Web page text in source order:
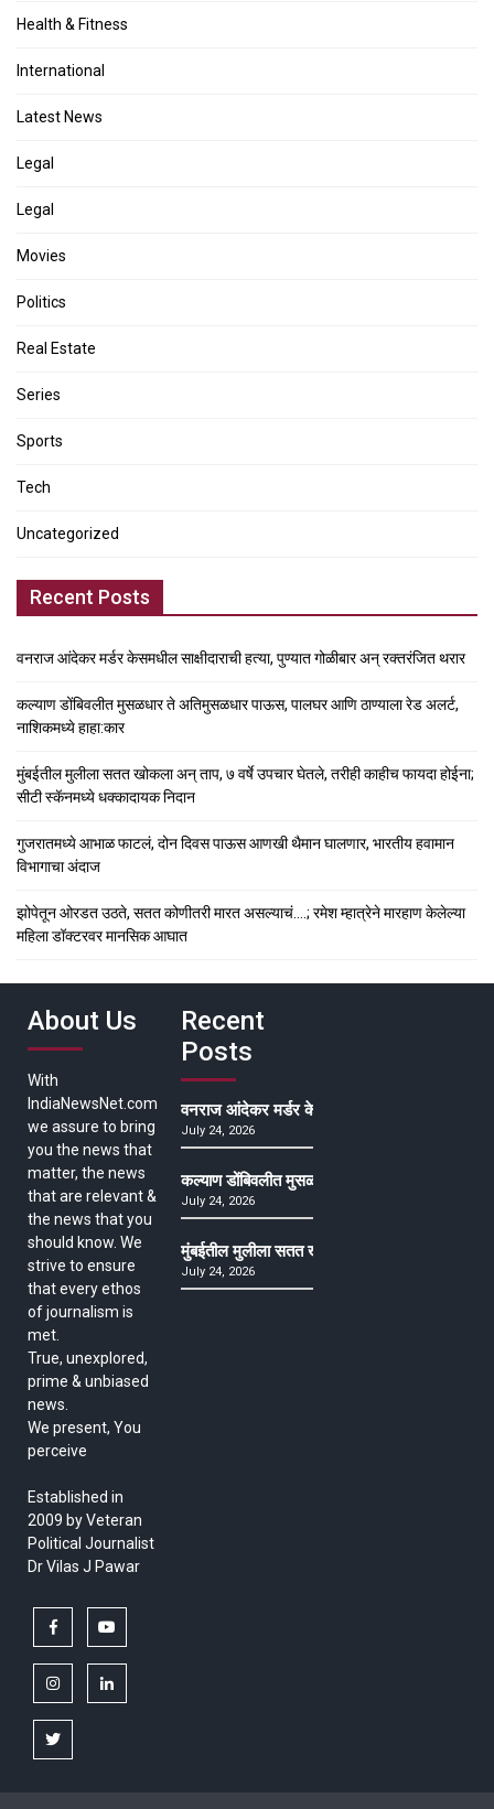
Health & Fitness
International
Latest News
Legal
Legal
Movies
Politics
Real Estate
Series
Sports
Tech
Uncategorized
Recent Posts
वनराज आंदेकर मर्डर केसमधील साक्षीदाराची हत्या, पुण्यात गोळीबार अन् रक्तरंजित थरार
कल्याण डोंबिवलीत मुसळधार ते अतिमुसळधार पाऊस, पालघर आणि ठाण्याला रेड अलर्ट,
नाशिकमध्ये हाहा:कार
मुंबईतील मुलीला सतत खोकला अन् ताप, ७ वर्षे उपचार घेतले, तरीही काहीच फायदा होईना;
सीटी स्कॅनमध्ये धक्कादायक निदान
गुजरातमध्ये आभाळ फाटलं, दोन दिवस पाऊस आणखी थैमान घालणार, भारतीय हवामान
विभागाचा अंदाज
झोपेतून ओरडत उठते, सतत कोणीतरी मारत असल्याचं….; रमेश म्हात्रेने मारहाण केलेल्या
महिला डॉक्टरवर मानसिक आघात
About Us
With
IndiaNewsNet.com
we assure to bring
you the news that
matter, the news
that are relevant &
the news that you
should know. We
strive to ensure
that every ethos
of journalism is
met.
True, unexplored,
prime & unbiased
news.
We present, You
perceive
Established in
2009 by Veteran
Political Journalist
Dr Vilas J Pawar
facebook
instagramlinkedin
twitter
Recent
Posts
वनराज आंदेकर मर्डर केसमधील साक्षीदाराची हत्या,
July 24, 2026
कल्याण डोंबिवलीत मुसळधार ते अतिमुसळधार पाऊस,
July 24, 2026
मुंबईतील मुलीला सतत खोकला अन् ताप, ७ वर्षे उपचार
July 24, 2026